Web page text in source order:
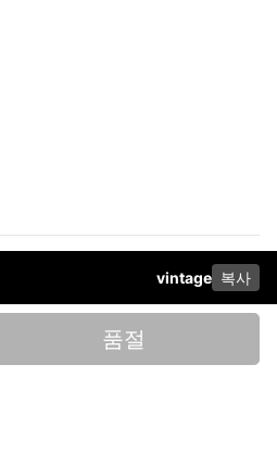
vintage 복사
품절
정보 처리방침사업자 정보다운로드